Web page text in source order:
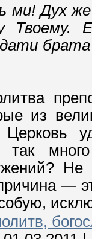
ми! Дух
Твоему.
брата
из
так
—